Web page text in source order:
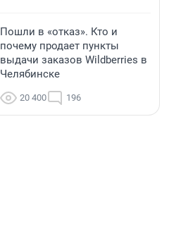
Пошли в «отказ». Кто и
почему продает пункты
выдачи заказов Wildberries в
Челябинске
20 400 196